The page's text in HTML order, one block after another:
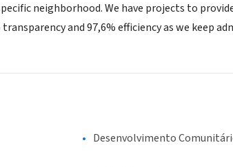
neighborhood. We have projects to
and 97,6% efficiency as we keep
Desenvolvimento